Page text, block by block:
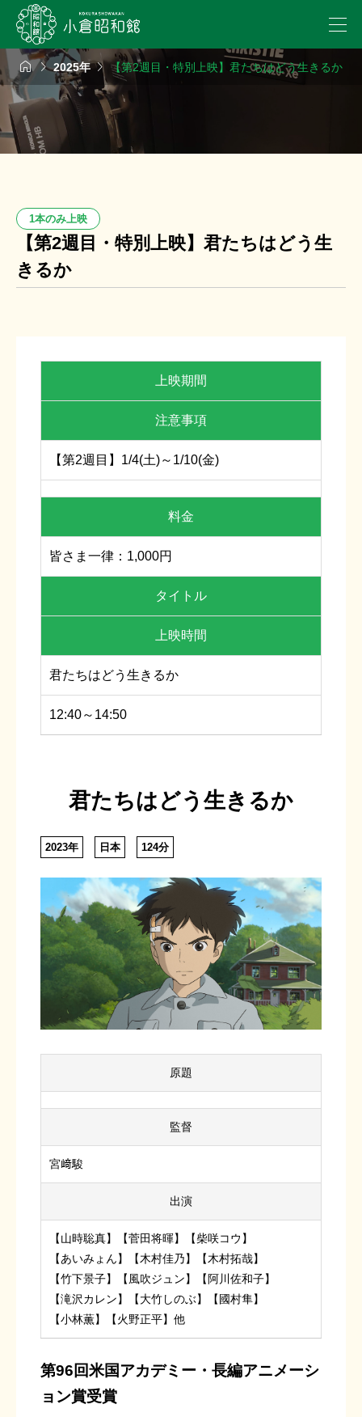
2025年【第2週目・特別上映】君たちはどう生きるか
1本のみ上映
【第2週目・特別上映】君たちはどう生
きるか
上映期間
注意事項
【第2週目】1/4(土)～1/10(金)
料金
皆さま一律：1,000円
タイトル
上映時間
君たちはどう生きるか
12:40～14:50
君たちはどう生きるか
2023年 日本 124分
原題
監督
宮﨑駿
出演
【山時聡真】【菅田将暉】【柴咲コウ】
【あいみょん】【木村佳乃】【木村拓哉】
【竹下景子】【風吹ジュン】【阿川佐和子】
【滝沢カレン】【大竹しのぶ】【國村隼】
【小林薫】【火野正平】他
第96回米国アカデミー・長編アニメーシ
ョン賞受賞